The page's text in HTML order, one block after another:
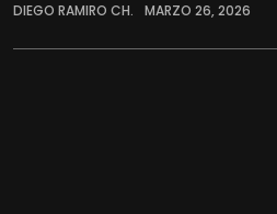
DIEGO RAMIRO CH. MARZO 26, 2026